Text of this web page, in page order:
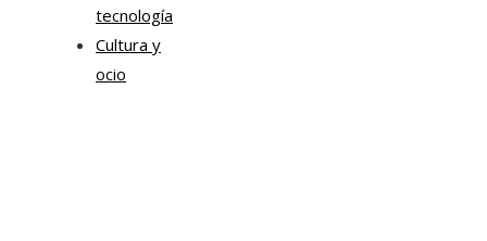
tecnología
Cultura y
ocio